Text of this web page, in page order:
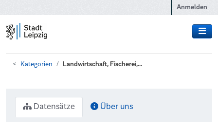
Anmelden
Kategorien Landwirtschaft, Fischerei,...
Datensätze Über uns